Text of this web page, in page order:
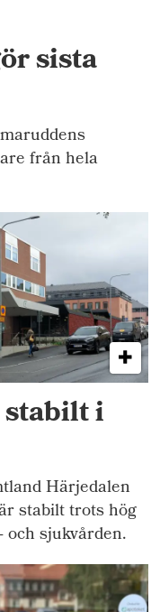
sista
från hela
i
Härjedalen
stabilt trots hög
sjukvården.